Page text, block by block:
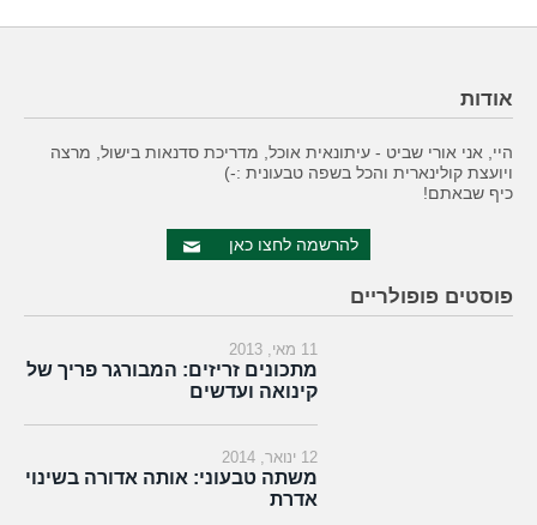
אודות
היי, אני אורי שביט - עיתונאית אוכל, מדריכת סדנאות בישול, מרצה
ויועצת קולינארית והכל בשפה טבעונית :-)
כיף שבאתם!
להרשמה לחצו כאן
פוסטים פופולריים
11 מאי, 2013
מתכונים זריזים: המבורגר פריך של
קינואה ועדשים
12 ינואר, 2014
משתה טבעוני: אותה אדורה בשינוי
אדרת